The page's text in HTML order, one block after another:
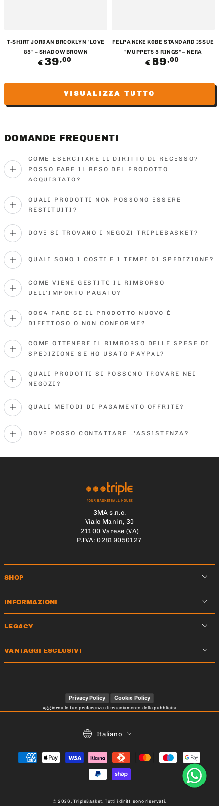
T-SHIRT JORDAN BROOKLYN "LOVE
85" – SHADOW BROWN
Prezzo
regolare
€ 39,00
FELPA NIKE KOBE STANDARD ISSUE
"MUPPETS 5 RINGS" – NERA
Prezzo
regolare
€ 89,00
VISUALIZZA TUTTO
DOMANDE FREQUENTI
COME ESERCITARE IL DIRITTO DI RECESSO?
POSSO FARE IL RESO DEL PRODOTTO
ACQUISTATO?
QUALI PRODOTTI NON POSSONO ESSERE
RESTITUITI?
DOVE SI TROVANO I NEGOZI TRIPLEBASKET?
QUALI SONO I COSTI E I TEMPI DI SPEDIZIONE?
COME VIENE GESTITO IL RIMBORSO
DELL’IMPORTO PAGATO?
COSA FARE SE IL PRODOTTO NUOVO È
DIFETTOSO O NON CONFORME?
COME OTTENERE IL RIMBORSO DELLE SPESE DI
SPEDIZIONE SE HO USATO PAYPAL?
QUALI PRODOTTI SI POSSONO TROVARE NEI
NEGOZI?
QUALI METODI DI PAGAMENTO OFFRITE?
DOVE POSSO CONTATTARE L'ASSISTENZA?
3MA s.n.c.
Viale Manin, 30
21100 Varese (VA)
P.IVA: 02819050127
SHOP
INFORMAZIONI
LEGACY
VANTAGGI ESCLUSIVI
Privacy Policy Cookie Policy
Aggiorna le tue preferenze di tracciamento della pubblicità
© 2026, TripleBasket . Tutti i diritti sono riservati.
Lingua
Italiano
Modalità